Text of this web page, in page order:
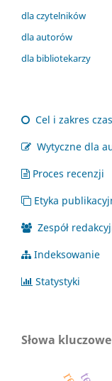
dla czytelników
dla autorów
dla bibliotekarzy
Cel i zakres
Wytyczne dla
Proces recenzji
Etyka
Zespół
Indeksowanie
Statystyki
Słowa kluczowe